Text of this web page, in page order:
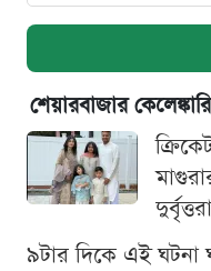
শেয়ারবাজার
৯টার দিকে এই ঘটনা